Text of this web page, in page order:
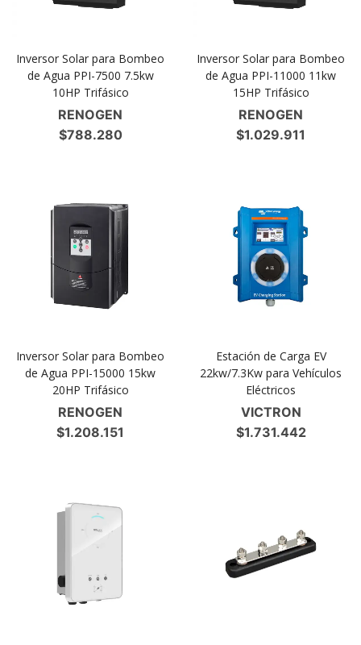
Inversor Solar para Bombeo
de Agua PPI-7500 7.5kw
10HP Trifásico
RENOGEN
$788.280
Inversor Solar para Bombeo
de Agua PPI-11000 11kw
15HP Trifásico
RENOGEN
$1.029.911
Inversor Solar para Bombeo
de Agua PPI-15000 15kw
20HP Trifásico
RENOGEN
$1.208.151
Estación de Carga EV
22kw/7.3Kw para Vehículos
Eléctricos
VICTRON
$1.731.442